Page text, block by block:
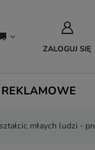
ZALOGUJ SIĘ
młaych ludzi -